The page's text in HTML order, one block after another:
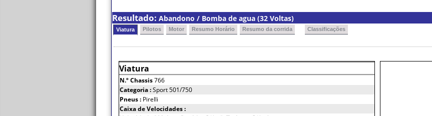
Resultado: Abandono / Bomba de agua (32 Voltas)
Viatura Pilotos Motor Resumo Horário Resumo da corrida Classificações
Viatura
N.º Chassis766
Categoria :Sport 501/750
Pneus : Pirelli
Caixa de Velocidades :